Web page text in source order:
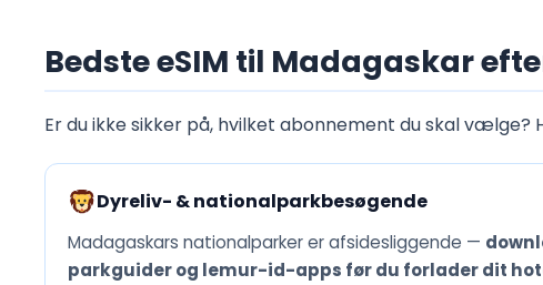
Bedste eSIM til Madagaskar
Er du ikke sikker på, hvilket abonnement du skal
Dyreliv- & nationalparkbesøgende
Madagaskars nationalparker er afsidesliggende —
parkguider og lemur-id-apps før du forlader dit